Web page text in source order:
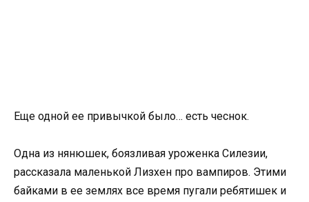
Еще одной ее привычкой было… есть чеснок.
Одна из нянюшек, боязливая уроженка Силезии,
рассказала маленькой Лизхен про вампиров. Этими
байками в ее землях все время пугали ребятишек и